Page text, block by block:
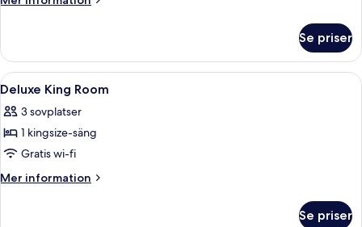
Accessible,
Corner
(Roll-
in
Shower)
Room,
King
Accessible,
Corner
in
Shower)
Se priser
Öppna
alla
foton
för
Deluxe
King
Ett hotellrum med en stor säng,
8
Deluxe King Room
3 sovplatser
1 kingsize-säng
Gratis wi-fi
Mer information
Mer
Se priser